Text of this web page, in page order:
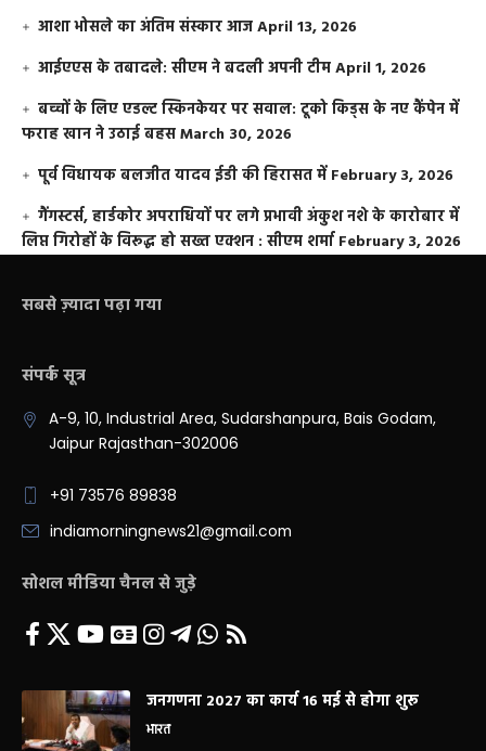
आशा भोसले का अंतिम संस्कार आजApril 13, 2026
आईएएस के तबादले: सीएम ने बदली अपनी टीमApril 1, 2026
बच्चों के लिए एडल्ट स्किनकेयर पर सवाल: टूको किड्स के नए कैंपेन में
फराह खान ने उठाई बहसMarch 30, 2026
पूर्व विधायक बलजीत यादव ईडी की हिरासत में February 3, 2026
गैंगस्टर्स, हार्डकोर अपराधियों पर लगे प्रभावी अंकुश नशे के कारोबार में
लिप्त गिरोहों के विरूद्ध हो सख्त एक्शन : सीएम शर्मा February 3, 2026
सबसे ज़्यादा पढ़ा गया
संपर्क सूत्र
A-9, 10, Industrial Area, Sudarshanpura, Bais Godam,
Jaipur Rajasthan-302006
+91 73576 89838
indiamorningnews21@gmail.com
सोशल मीडिया चैनल से जुड़े
जनगणना 2027 का कार्य 16 मई से होगा शुरू
भारत